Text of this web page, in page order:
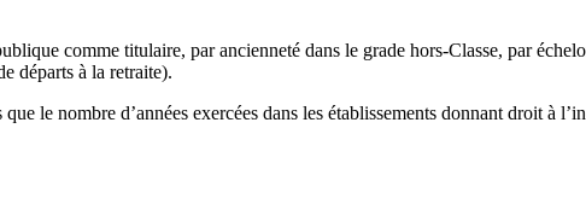
comme titulaire, par ancienneté dans le grade hors-Classe, par
départs à la retraite).
le nombre d’années exercées dans les établissements donnant droit à